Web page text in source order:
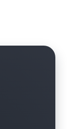
를 검사합